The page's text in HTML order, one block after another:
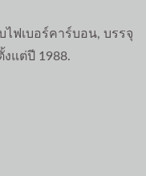
ฟเบอร์คาร์บอน, บรรจุ
แต่ปี 1988.